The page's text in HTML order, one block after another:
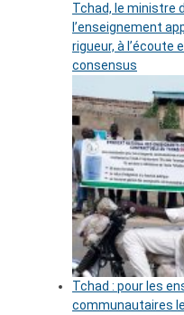
Tchad, le ministre
l’enseignement
rigueur, à l’écoute
consensus
Tchad : pour les
communautaires